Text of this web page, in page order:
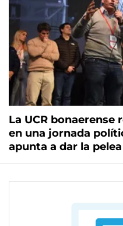
La UCR bonaerense
en una jornada
apunta a dar la